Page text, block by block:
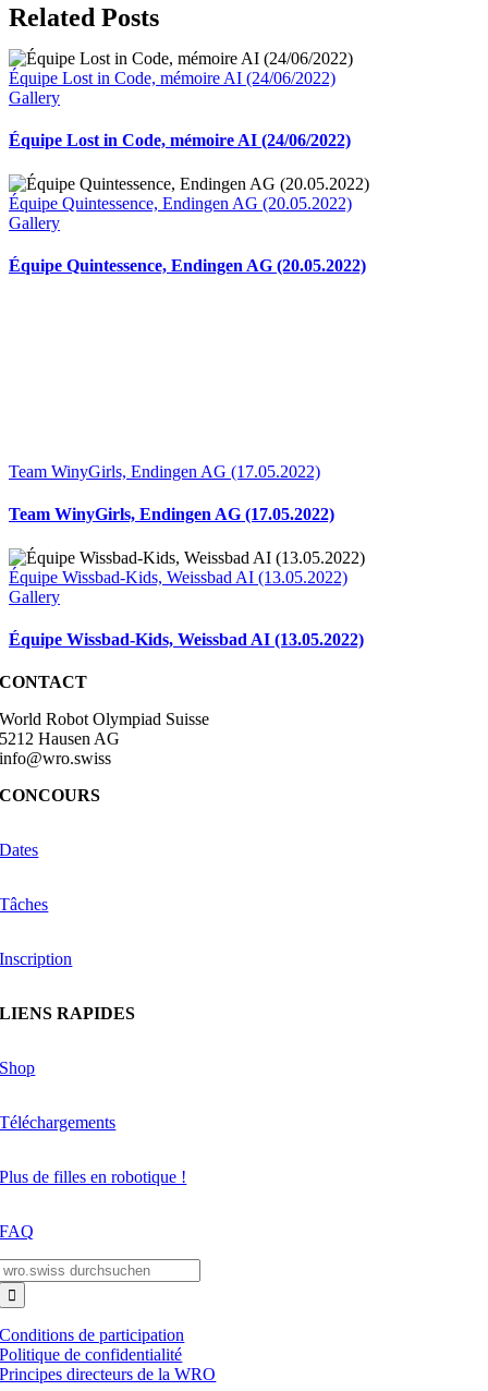
Facebook
X
Reddit
LinkedIn
WhatsApp
Telegram
Tumblr
Pinterest
Vk
Xing
Email
Related Posts
Équipe Lost in Code, mémoire AI (24/06/2022)
Gallery
Équipe Lost in Code, mémoire AI (24/06/2022)
Équipe Quintessence, Endingen AG (20.05.2022)
Gallery
Équipe Quintessence, Endingen AG (20.05.2022)
Team WinyGirls, Endingen AG (17.05.2022)
Team WinyGirls, Endingen AG (17.05.2022)
Équipe Wissbad-Kids, Weissbad AI (13.05.2022)
Gallery
Équipe Wissbad-Kids, Weissbad AI (13.05.2022)
CONTACT
World Robot Olympiad Suisse
5212 Hausen AG
info@wro.swiss
CONCOURS
Dates
Tâches
Inscription
LIENS RAPIDES
Shop
Téléchargements
Plus de filles en robotique !
FAQ
Conditions de participation
Politique de confidentialité
Principes directeurs de la WRO